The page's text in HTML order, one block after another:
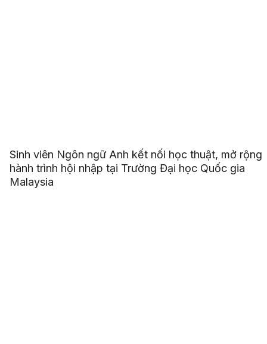
Sinh viên Ngôn ngữ Anh kết nối học thuật, mở rộng
hành trình hội nhập tại Trường Đại học Quốc gia
Malaysia